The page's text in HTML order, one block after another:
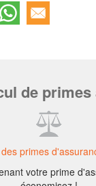
de primes
primes
votre prime